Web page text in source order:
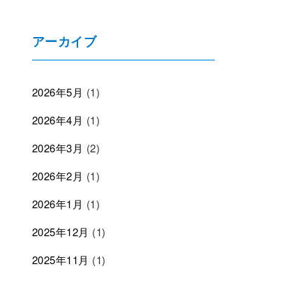
アーカイブ
2026年5月 (1)
2026年4月 (1)
2026年3月 (2)
2026年2月 (1)
2026年1月 (1)
2025年12月 (1)
2025年11月 (1)